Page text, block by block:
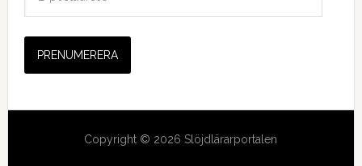
s
a
Copyright © 2026 Slöjdlärarportalen